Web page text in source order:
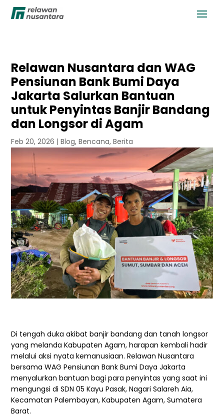
Relawan Nusantara dan WAG
Pensiunan Bank Bumi Daya
Jakarta Salurkan Bantuan
untuk Penyintas Banjir Bandang
dan Longsor di Agam
Feb 20, 2026 |Blog,Bencana,Berita
Di tengah duka akibat banjir bandang dan tanah longsor
yang melanda Kabupaten Agam, harapan kembali hadir
melalui aksi nyata kemanusiaan. Relawan Nusantara
bersama WAG Pensiunan Bank Bumi Daya Jakarta
menyalurkan bantuan bagi para penyintas yang saat ini
mengungsi di SDN 05 Kayu Pasak, Nagari Salareh Aia,
Kecamatan Palembayan, Kabupaten Agam, Sumatera
Barat.